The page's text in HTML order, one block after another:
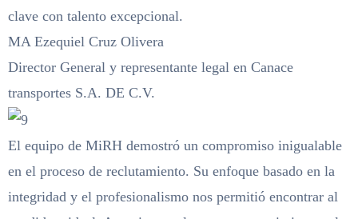
clave con talento excepcional.
MA Ezequiel Cruz Olivera
Director General y representante legal en Canace
transportes S.A. DE C.V.
El equipo de MiRH demostró un compromiso inigualable
en el proceso de reclutamiento. Su enfoque basado en la
integridad y el profesionalismo nos permitió encontrar al